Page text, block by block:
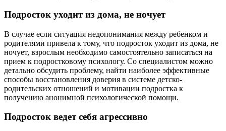
Подросток уходит из дома, не ночует
В случае если ситуация недопонимания между ребенком и
родителями привела к тому, что подросток уходит из дома, не
ночует, взрослым необходимо самостоятельно записаться на
прием к подростковому психологу. Со специалистом можно
детально обсудить проблему, найти наиболее эффективные
способы восстановления доверия в системе детско-
родительских отношений и мотивации подростка к
получению анонимной психологической помощи.
Подросток ведет себя агрессивно